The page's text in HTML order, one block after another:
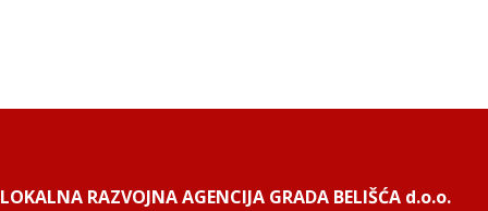
LOKALNA RAZVOJNA AGENCIJA GRADA BELIŠĆA d.o.o.